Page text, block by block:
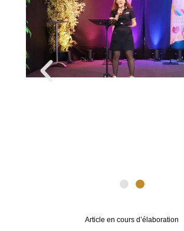
Article en cours d’élaboration